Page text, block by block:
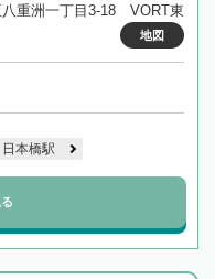
八重洲一丁目3-18 VORT東
地図
日本橋駅